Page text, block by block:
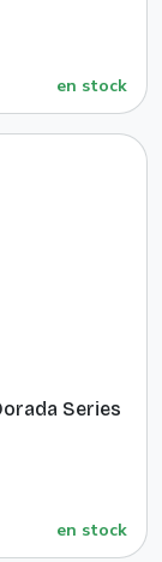
en stock
Series
en stock